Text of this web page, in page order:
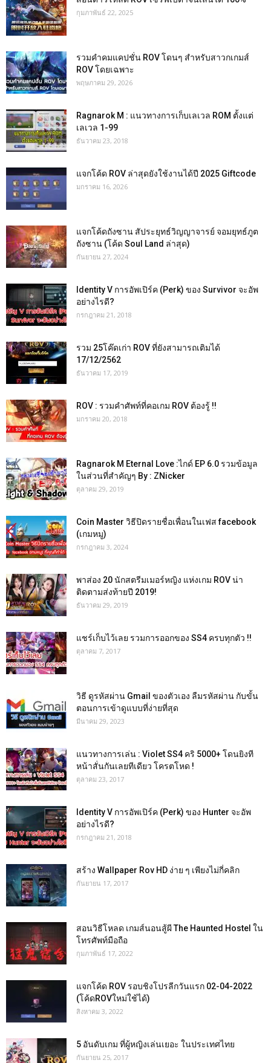
กุมภาพันธ์ 22, 2025
รวมคำคมแคปชั่น ROV โดนๆ สำหรับสาวกเกมส์
ROV โดยเฉพาะ
พฤษภาคม 29, 2026
Ragnarok M : แนวทางการเก็บเลเวล ROM ตั้งแต่
เลเวล 1-99
ธันวาคม 23, 2018
แจกโค้ด ROV ล่าสุดยังใช้งานได้ปี 2025 Giftcode
มกราคม 16, 2026
แจกโค้ดถังซาน สัประยุทธ์วิญญาจารย์ จอมยุทธ์ภูต
ถังซาน (โค้ด Soul Land ล่าสุด)
กันยายน 27, 2024
Identity V การอัพเปิร์ค (Perk) ของ Survivor จะอัพ
อย่างไรดี?
กรกฎาคม 21, 2018
รวม 25โค๊ดเก่า ROV ที่ยังสามารถเติมได้
17/12/2562
ธันวาคม 17, 2019
ROV : รวมคำศัพท์ที่คอเกม ROV ต้องรู้ !!
มกราคม 20, 2018
Ragnarok M Eternal Love :ไกด์ EP 6.0 รวมข้อมูล
ในส่วนที่สำคัญๆ By : ZNicker
ตุลาคม 29, 2019
Coin Master วิธีปิดรายชื่อเพื่อนในเฟส facebook
(เกมหมู)
กรกฎาคม 3, 2024
พาส่อง 20 นักสตรีมเมอร์หญิง แห่งเกม ROV น่า
ติดตามส่งท้ายปี 2019!
ธันวาคม 29, 2019
แชร์เก็บไว้เลย รวมการออกของ SS4 ครบทุกตัว !!
ตุลาคม 7, 2017
วิธี ดูรหัสผ่าน Gmail ของตัวเอง ลืมรหัสผ่าน กับขั้น
ตอนการเข้าดูแบบที่ง่ายที่สุด
มีนาคม 29, 2023
แนวทางการเล่น : Violet SS4 คริ 5000+ โดนยิงที
หน้าสั่นกันเลยทีเดียว โครตโหด !
ตุลาคม 23, 2017
Identity V การอัพเปิร์ค (Perk) ของ Hunter จะอัพ
อย่างไรดี?
กรกฎาคม 21, 2018
สร้าง Wallpaper Rov HD ง่าย ๆ เพียงไม่กี่คลิก
กันยายน 17, 2017
สอนวิธีโหลด เกมส์นอนสู้ผี The Haunted Hostel ใน
โทรศัพท์มือถือ
กุมภาพันธ์ 17, 2022
แจกโค้ด ROV รอบชิงโปรลีกวันแรก 02-04-2022
(โค้ดROVใหม่ใช้ได้)
สิงหาคม 3, 2022
5 อันดับเกม ที่ผู้หญิงเล่นเยอะ ในประเทศไทย
กันยายน 25, 2017